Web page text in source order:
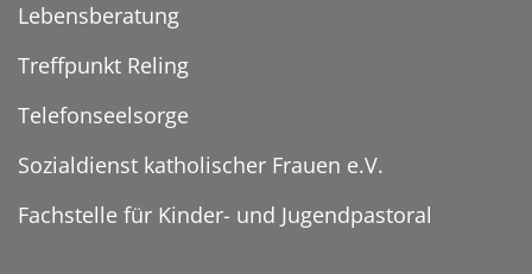
Lebensberatung
Treffpunkt Reling
Telefonseelsorge
Sozialdienst katholischer Frauen e.V.
Fachstelle für Kinder- und Jugendpastoral